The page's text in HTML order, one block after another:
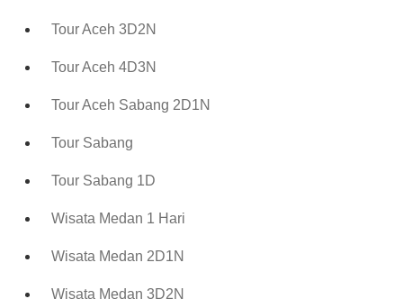
Tour Aceh 3D2N
Tour Aceh 4D3N
Tour Aceh Sabang 2D1N
Tour Sabang
Tour Sabang 1D
Wisata Medan 1 Hari
Wisata Medan 2D1N
Wisata Medan 3D2N